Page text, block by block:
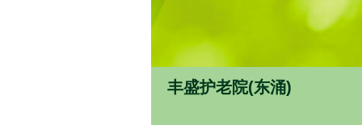
丰盛护老院(东涌)